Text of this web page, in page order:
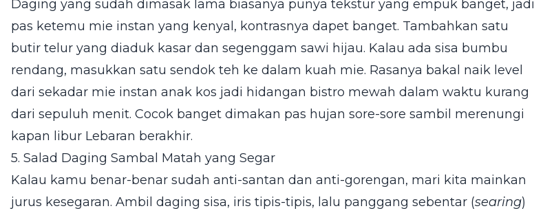
Daging yang sudah dimasak lama biasanya punya tekstur yang empuk banget, jadi
pas ketemu mie instan yang kenyal, kontrasnya dapet banget. Tambahkan satu
butir telur yang diaduk kasar dan segenggam sawi hijau. Kalau ada sisa bumbu
rendang, masukkan satu sendok teh ke dalam kuah mie. Rasanya bakal naik level
dari sekadar mie instan anak kos jadi hidangan bistro mewah dalam waktu kurang
dari sepuluh menit. Cocok banget dimakan pas hujan sore-sore sambil merenungi
kapan libur Lebaran berakhir.
5. Salad Daging Sambal Matah yang Segar
Kalau kamu benar-benar sudah anti-santan dan anti-gorengan, mari kita mainkan
jurus kesegaran. Ambil daging sisa, iris tipis-tipis, lalu panggang sebentar (searing)